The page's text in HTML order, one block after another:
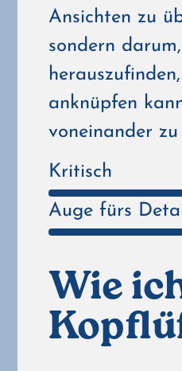
Ansichten zu
sondern
anknüpfen
voneinander zu
Kritisch
Auge fürs
Wie